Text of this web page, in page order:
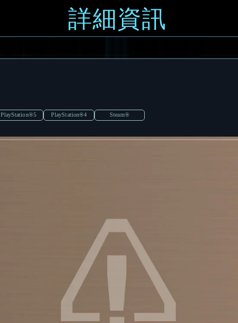
詳細資訊
PlayStation®5 PlayStation®4 Steam®